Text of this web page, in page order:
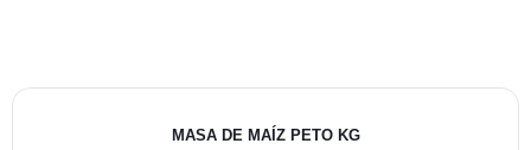
MASA DE MAÍZ PETO KG